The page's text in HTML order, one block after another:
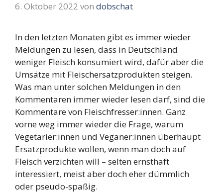
6. Oktober 2022 von dobschat
In den letzten Monaten gibt es immer wieder
Meldungen zu lesen, dass in Deutschland
weniger Fleisch konsumiert wird, dafür aber die
Umsätze mit Fleischersatzprodukten steigen.
Was man unter solchen Meldungen in den
Kommentaren immer wieder lesen darf, sind die
Kommentare von Fleischfresser:innen. Ganz
vorne weg immer wieder die Frage, warum
Vegetarier:innen und Veganer:innen überhaupt
Ersatzprodukte wollen, wenn man doch auf
Fleisch verzichten will – selten ernsthaft
interessiert, meist aber doch eher dümmlich
oder pseudo-spaßig.